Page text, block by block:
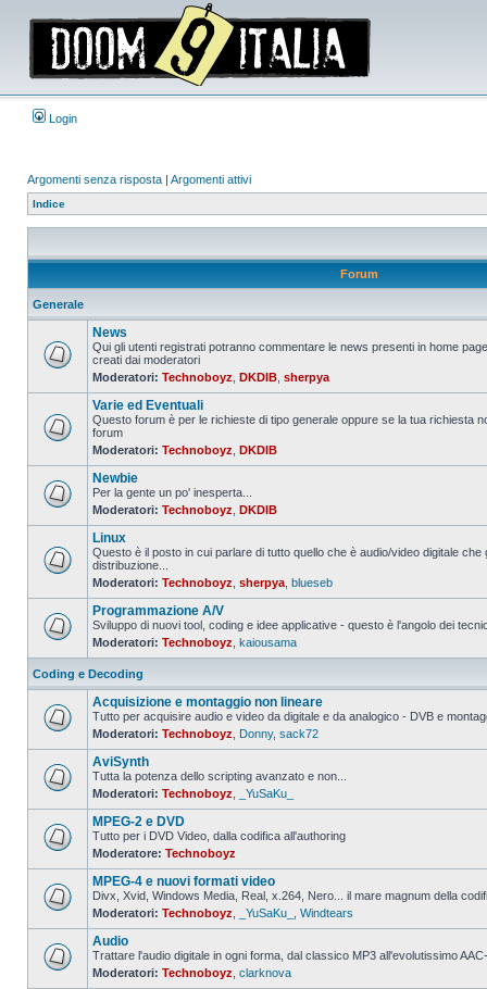
Login
Argomenti senza risposta | Argomenti attivi
Indice
Forum
Generale
Nessun
da
leggere
News
Qui gli utenti registrati potranno commentare le news presenti in home
creati dai moderatori
Moderatori: Technoboyz DKDIB sherpya
Nessun
da
leggere
Varie ed Eventuali
Questo forum è per le richieste di tipo generale oppure se la tua richiesta
forum
Moderatori: Technoboyz DKDIB
Nessun
messaggio
leggere
Newbie
Per la gente un po' inesperta...
Moderatori: Technoboyz DKDIB
Nessun
da
leggere
Linux
Questo è il posto in cui parlare di tutto quello che è audio/video digitale
distribuzione...
Moderatori: Technoboyz sherpya blueseb
Nessun
messaggio
da
leggere
Programmazione A/V
Sviluppo di nuovi tool, coding e idee applicative - questo è l'angolo dei
Moderatori: Technoboyz kaiousama
Coding e Decoding
Nessun
messaggio
da
leggere
Acquisizione e montaggio non lineare
Tutto per acquisire audio e video da digitale e da analogico - DVB e
Moderatori: Technoboyz Donny, sack72
Nessun
messaggio
da
leggere
AviSynth
Tutta la potenza dello scripting avanzato e non...
Moderatori: Technoboyz _YuSaKu_
Nessun
messaggio
da
leggere
MPEG-2 e DVD
Tutto per i DVD Video, dalla codifica all'authoring
Moderatore: Technoboyz
Nessun
messaggio
da
leggere
MPEG-4 e nuovi formati video
Divx, Xvid, Windows Media, Real, x.264, Nero... il mare magnum della
Moderatori: Technoboyz _YuSaKu_ Windtears
Nessun
Audio
Trattare l'audio digitale in ogni forma, dal classico MP3 all'evolutissimo
Moderatori: Technoboyz clarknova